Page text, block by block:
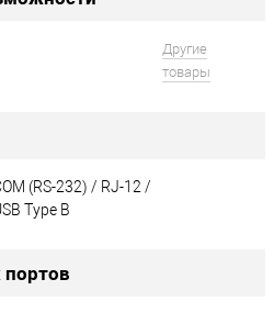
Другие
товары
(RS-232) / RJ-12 /
Type B